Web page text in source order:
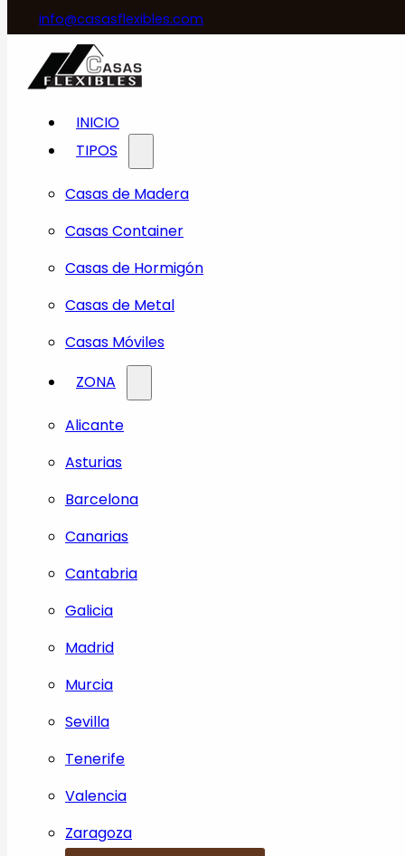
info@casasflexibles.com
INICIO
TIPOS
Casas de Madera
Casas Container
Casas de Hormigón
Casas de Metal
Casas Móviles
ZONA
Alicante
Asturias
Barcelona
Canarias
Cantabria
Galicia
Madrid
Murcia
Sevilla
Tenerife
Valencia
Zaragoza